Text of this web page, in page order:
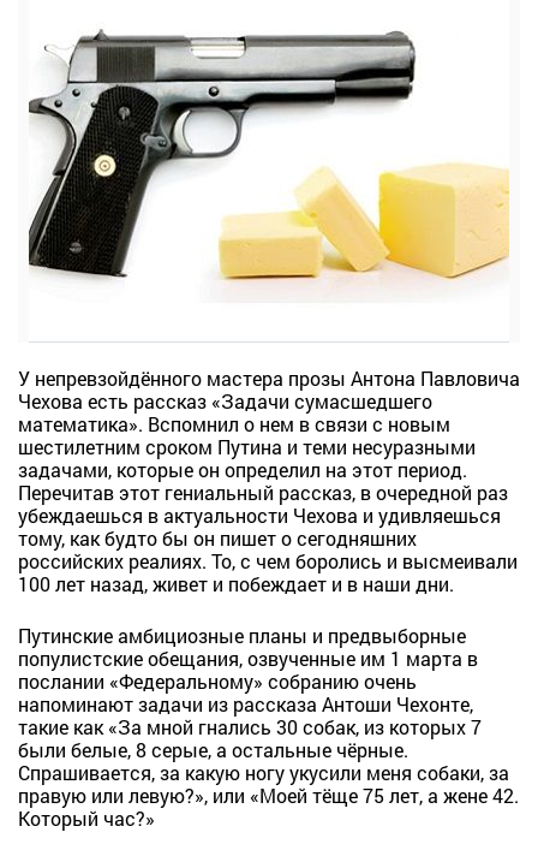
У непревзойдённого мастера прозы Антона Павловича
Чехова есть рассказ «Задачи сумасшедшего
математика». Вспомнил о нем в связи с новым
шестилетним сроком Путина и теми несуразными
задачами, которые он определил на этот период.
Перечитав этот гениальный рассказ, в очередной раз
убеждаешься в актуальности Чехова и удивляешься
тому, как будто бы он пишет о сегодняшних
российских реалиях. То, с чем боролись и высмеивали
100 лет назад, живет и побеждает и в наши дни.
Путинские амбициозные планы и предвыборные
популистские обещания, озвученные им 1 марта в
послании «Федеральному» собранию очень
напоминают задачи из рассказа Антоши Чехонте,
такие как «За мной гнались 30 собак, из которых 7
были белые, 8 серые, а остальные чёрные.
Спрашивается, за какую ногу укусили меня собаки, за
правую или левую?», или «Моей тёще 75 лет, а жене 42.
Который час?»